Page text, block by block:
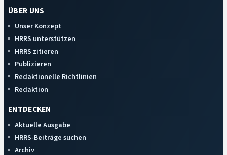
ÜBER UNS
Unser Konzept
HRRS unterstützen
HRRS zitieren
Publizieren
Redaktionelle Richtlinien
Redaktion
ENTDECKEN
Aktuelle Ausgabe
HRRS-Beiträge suchen
Archiv